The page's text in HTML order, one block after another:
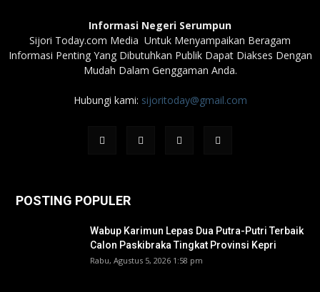
Informasi Negeri Serumpun
Sijori Today.com Media Untuk Menyampaikan Beragam
Informasi Penting Yang Dibutuhkan Publik Dapat Diakses Dengan
Mudah Dalam Genggaman Anda.
Hubungi kami: sijoritoday@gmail.com
POSTING POPULER
Wabup Karimun Lepas Dua Putra-Putri Terbaik
Calon Paskibraka Tingkat Provinsi Kepri
Rabu, Agustus 5, 2026 1:58 pm